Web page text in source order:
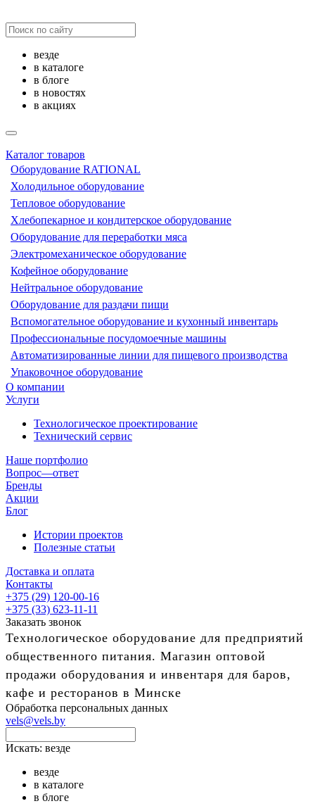
везде
в каталоге
в блоге
в новостях
в акциях
Каталог товаров
Оборудование RATIONAL
Холодильное оборудование
Тепловое оборудование
Хлебопекарное и кондитерское оборудование
Оборудование для переработки мяса
Электромеханическое оборудование
Кофейное оборудование
Нейтральное оборудование
Оборудование для раздачи пищи
Вспомогательное оборудование и кухонный инвентарь
Профессиональные посудомоечные машины
Автоматизированные линии для пищевого производства
Упаковочное оборудование
О компании
Услуги
Технологическое проектирование
Технический сервис
Наше портфолио
Вопрос—ответ
Бренды
Акции
Блог
Истории проектов
Полезные статьи
Доставка и оплата
Контакты
+375 (29) 120-00-16
+375 (33) 623-11-11
Заказать звонок
Технологическое оборудование для предприятий
общественного питания. Магазин оптовой
продажи оборудования и инвентаря для баров,
кафе и ресторанов в Минске
Обработка персональных данных
vels@vels.by
Искать: везде
везде
в каталоге
в блоге